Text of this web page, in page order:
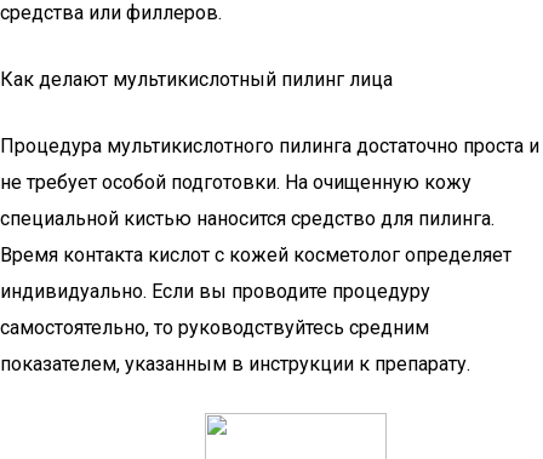
средства или филлеров.
Как делают мультикислотный пилинг лица
Процедура мультикислотного пилинга достаточно проста и
не требует особой подготовки. На очищенную кожу
специальной кистью наносится средство для пилинга.
Время контакта кислот с кожей косметолог определяет
индивидуально. Если вы проводите процедуру
самостоятельно, то руководствуйтесь средним
показателем, указанным в инструкции к препарату.